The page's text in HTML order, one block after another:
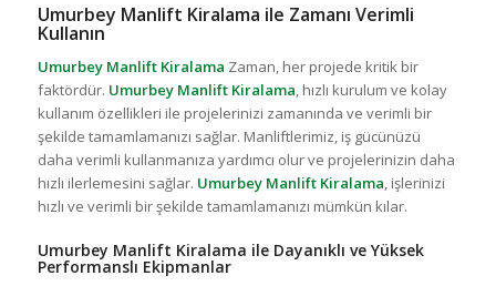
Umurbey Manlift Kiralama ile Zamanı Verimli
Kullanın
Umurbey Manlift Kiralama Zaman, her projede kritik bir
faktördür. Umurbey Manlift Kiralama, hızlı kurulum ve kolay
kullanım özellikleri ile projelerinizi zamanında ve verimli bir
şekilde tamamlamanızı sağlar. Manliftlerimiz, iş gücünüzü
daha verimli kullanmanıza yardımcı olur ve projelerinizin daha
hızlı ilerlemesini sağlar. Umurbey Manlift Kiralama, işlerinizi
hızlı ve verimli bir şekilde tamamlamanızı mümkün kılar.
Umurbey Manlift Kiralama ile Dayanıklı ve Yüksek
Performanslı Ekipmanlar